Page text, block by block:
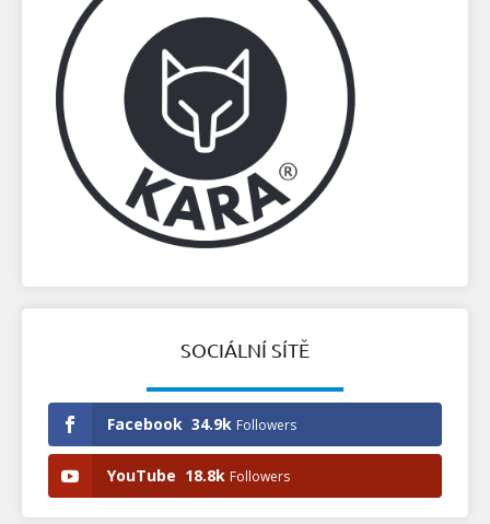
SOCIÁLNÍ SÍTĚ
Facebook 34.9k Followers
YouTube 18.8k Followers